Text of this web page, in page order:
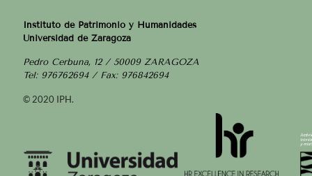
Instituto de Patrimonio y Humanidades
Universidad de Zaragoza
Pedro Cerbuna, 12 / 50009 ZARAGOZA
Tel: 976762694 / Fax: 976842694
© 2020 IPH.